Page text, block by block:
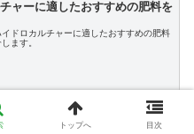
ャーに適したおすすめの肥料を
イドロカルチャーに適したおすすめの肥料
ます。
トップへ 目次